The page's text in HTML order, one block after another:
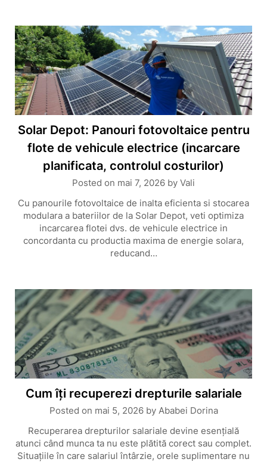
Solar Depot: Panouri fotovoltaice pentru
flote de vehicule electrice (incarcare
planificata, controlul costurilor)
Posted on mai 7, 2026 by Vali
Cu panourile fotovoltaice de inalta eficienta si stocarea
modulara a bateriilor de la Solar Depot, veti optimiza
incarcarea flotei dvs. de vehicule electrice in
concordanta cu productia maxima de energie solara,
reducand…
Cum îți recuperezi drepturile salariale
Posted on mai 5, 2026by Ababei Dorina
Recuperarea drepturilor salariale devine esențială
atunci când munca ta nu este plătită corect sau complet.
Situațiile în care salariul întârzie, orele suplimentare nu